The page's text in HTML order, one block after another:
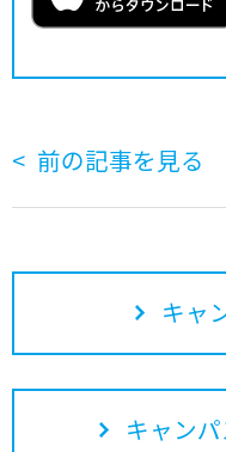
前の記事を見る
キャ
キャン